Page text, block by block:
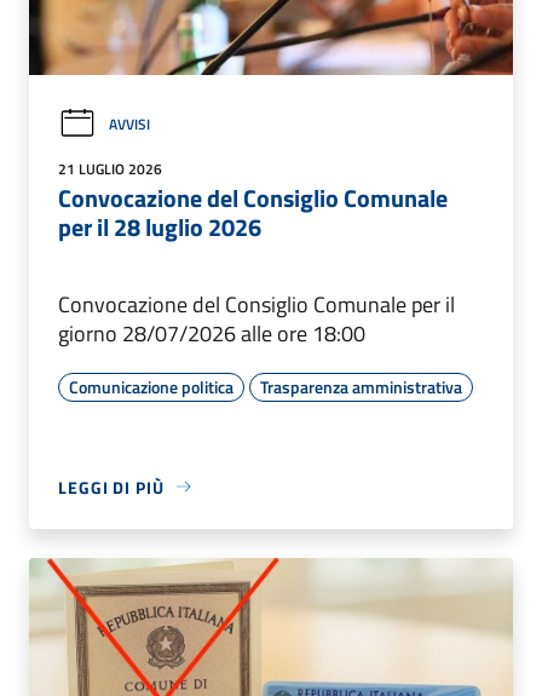
AVVISI
21 LUGLIO 2026
Convocazione del Consiglio Comunale
per il 28 luglio 2026
Convocazione del Consiglio Comunale per il
giorno 28/07/2026 alle ore 18:00
Comunicazione politica Trasparenza amministrativa
LEGGI DI PIÙ